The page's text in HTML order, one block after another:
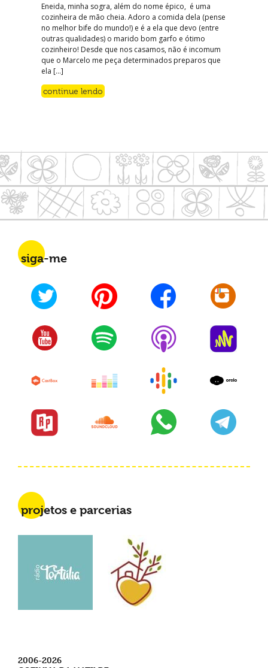
Eneida, minha sogra, além do nome épico, é uma
cozinheira de mão cheia. Adoro a comida dela (pense
no melhor bife do mundo!) e é a ela que devo (entre
outras qualidades) o marido bom garfo e ótimo
cozinheiro! Desde que nos casamos, não é incomum
que o Marcelo me peça determinados preparos que
ela […]
continue lendo
siga-me
projetos e parcerias
2006-2026